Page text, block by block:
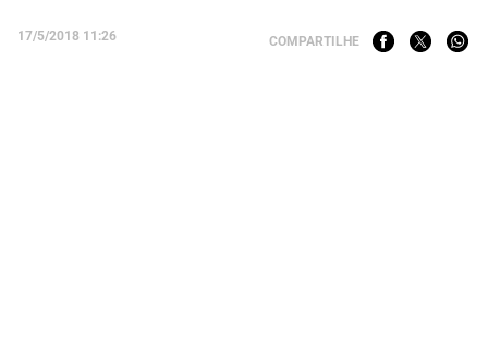
17/5/2018 11:26 COMPARTILHE